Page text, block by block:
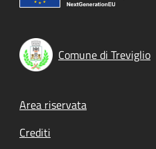
Comune di Treviglio
Footer menu
Area riservata
Crediti